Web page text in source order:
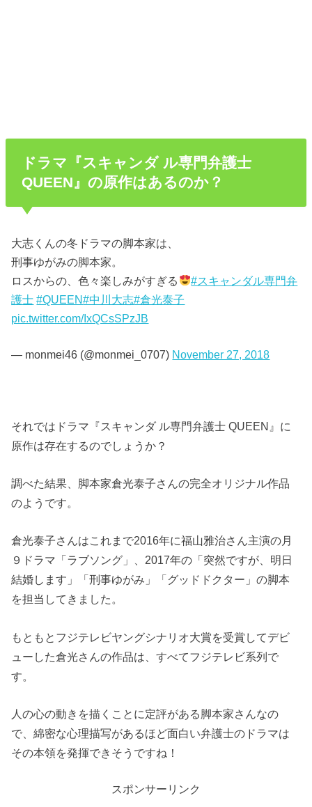
ドラマ『スキャンダ ル専門弁護士
QUEEN』の原作はあるのか？
大志くんの冬ドラマの脚本家は、
刑事ゆがみの脚本家。
ロスからの、色々楽しみがすぎる
#スキャンダル専門弁
護士 #QUEEN#中川大志#倉光泰子
pic.twitter.com/IxQCsSPzJB
— monmei46 (@monmei_0707) November 27, 2018
それではドラマ『スキャンダ ル専門弁護士 QUEEN』に
原作は存在するのでしょうか？
調べた結果、脚本家倉光泰子さんの完全オリジナル作品
のようです。
倉光泰子さんはこれまで2016年に福山雅治さん主演の月
９ドラマ「ラブソング」、2017年の「突然ですが、明日
結婚します」「刑事ゆがみ」「グッドドクター」の脚本
を担当してきました。
もともとフジテレビヤングシナリオ大賞を受賞してデビ
ューした倉光さんの作品は、すべてフジテレビ系列で
す。
人の心の動きを描くことに定評がある脚本家さんなの
で、綿密な心理描写があるほど面白い弁護士のドラマは
その本領を発揮できそうですね！
スポンサーリンク